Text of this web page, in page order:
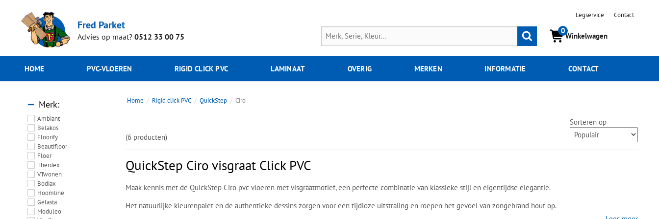
Fred Parket
Advies op maat? 0512 33 00 75
Legservice Contact
0
Winkelwagen
Zoeken
HOME PVC-VLOEREN RIGID CLICK PVC LAMINAAT OVERIG MERKEN INFORMATIE CONTACT
Merk
Ambiant
Belakos
Floorify
Beautifloor
Floer
Therdex
VTwonen
Bodiax
Hoomline
Gelasta
Moduleo
Home Rigid click PVC QuickStep Ciro
(6 producten)
Sorteren op
QuickStep Ciro visgraat Click PVC
Maak kennis met de QuickStep Ciro pvc vloeren met visgraatmotief, een perfecte combinatie van klassieke stijl en eigentijdse elegantie.
Het natuurlijke kleurenpalet en de authentieke dessins zorgen voor een tijdloze uitstraling en roepen het gevoel van zongebrand hout op.